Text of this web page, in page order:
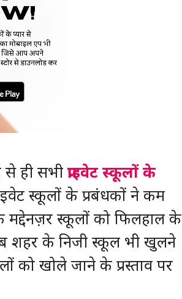
से ही सभी प्राइवेट स्कूलों के
स्कूलों के प्रबंधकों ने कम
मद्देनज़र स्कूलों को फिलहाल के
शहर के निजी स्कूल भी खुलने
को खोले जाने के प्रस्ताव पर